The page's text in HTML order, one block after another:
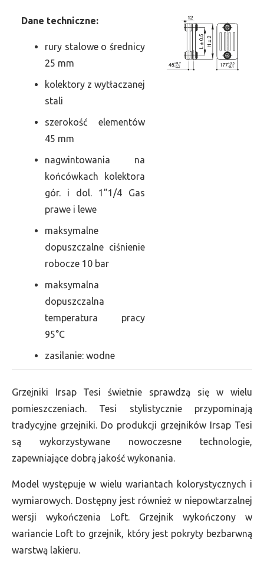
Dane techniczne:
rury stalowe o średnicy
25 mm
kolektory z wytłaczanej
stali
szerokość elementów
45 mm
nagwintowania na
końcówkach kolektora
gór. i dol. 1”1/4 Gas
prawe i lewe
maksymalne
dopuszczalne ciśnienie
robocze 10 bar
maksymalna
dopuszczalna
temperatura pracy
95°C
zasilanie: wodne
Grzejniki Irsap Tesi świetnie sprawdzą się w wielu
pomieszczeniach. Tesi stylistycznie przypominają
tradycyjne grzejniki. Do produkcji grzejników Irsap Tesi
są wykorzystywane nowoczesne technologie,
zapewniające dobrą jakość wykonania.
Model występuje w wielu wariantach kolorystycznych i
wymiarowych. Dostępny jest również w niepowtarzalnej
wersji wykończenia Loft. Grzejnik wykończony w
wariancie Loft to grzejnik, który jest pokryty bezbarwną
warstwą lakieru.